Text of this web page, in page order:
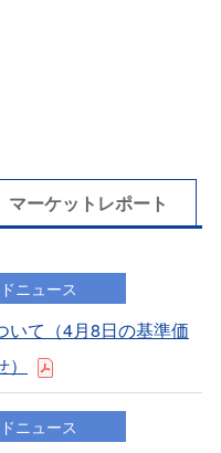
マーケットレポート
ニュース
いて（4⽉8⽇の基準価
ニュース